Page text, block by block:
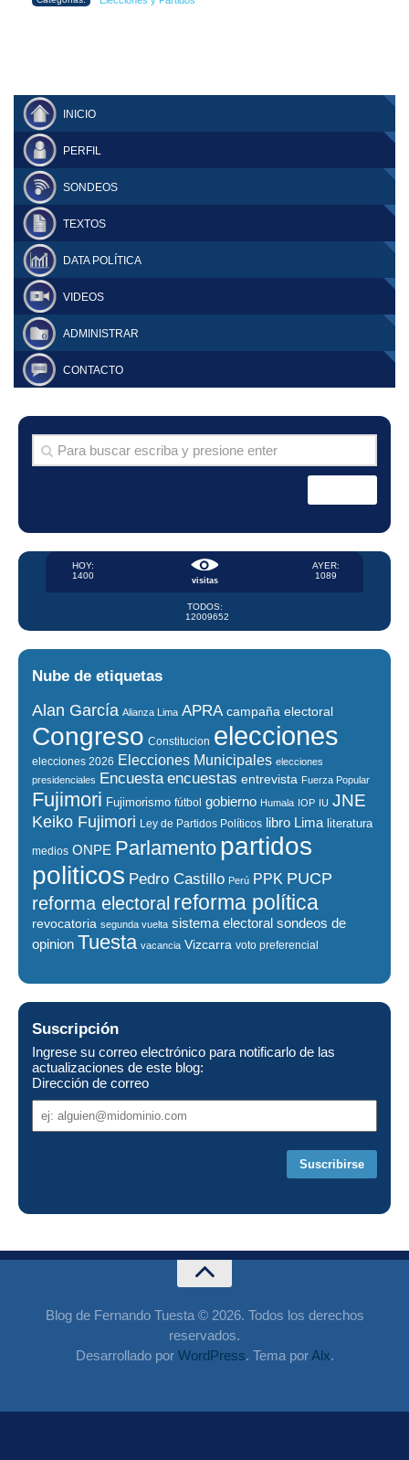
INICIO
PERFIL
SONDEOS
TEXTOS
DATA POLÍTICA
VIDEOS
ADMINISTRAR
CONTACTO
visitas
HOY:
1400
AYER:
1089
TODOS:
12009652
Nube de etiquetas
Alan García Alianza Lima APRA campaña electoral
Congreso Constitucion elecciones
elecciones 2026 Elecciones Municipales elecciones
presidenciales
Encuesta encuestas entrevista Fuerza Popular
Fujimori Fujimorismo fútbol gobierno Humala IOP IU JNE
Keiko Fujimori Ley de Partidos Políticos libro Lima literatura
medios ONPE Parlamento partidos
politicos Pedro Castillo Perú PPK PUCP
reforma electoral reforma política
revocatoria segunda vuelta sistema electoral sondeos de
opinion Tuesta vacancia Vizcarra voto preferencial
Suscripción
Ingrese su correo electrónico para notificarlo de las
actualizaciones de este blog:
Dirección de correo
de
Blog de Fernando Tuesta © 2026. Todos los derechos
reservados.
Desarrollado por WordPress. Tema porAlx.